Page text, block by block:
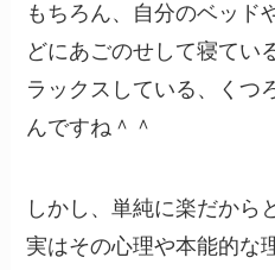
もちろん、自分のベッド
どにあごのせして寝てい
ラックスしている、くつ
んですね＾＾
しかし、単純に楽だから
実はその心理や本能的な